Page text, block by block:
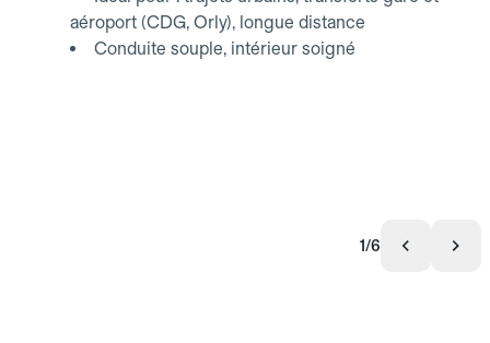
aéroport (CDG, Orly), longue distance
Conduite souple, intérieur soigné
1/6